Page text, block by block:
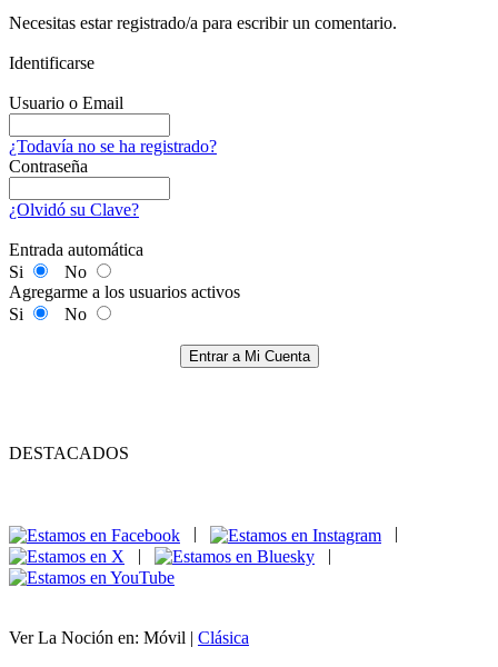
Necesitas estar registrado/a para escribir un comentario.
Identificarse
Usuario o Email
¿Todavía no se ha registrado?
Contraseña
¿Olvidó su Clave?
Entrada automática
Si
No
Agregarme a los usuarios activos
Si
No
Entrar a Mi Cuenta
DESTACADOS
|
|
Ver La Noción en: Móvil | Clásica